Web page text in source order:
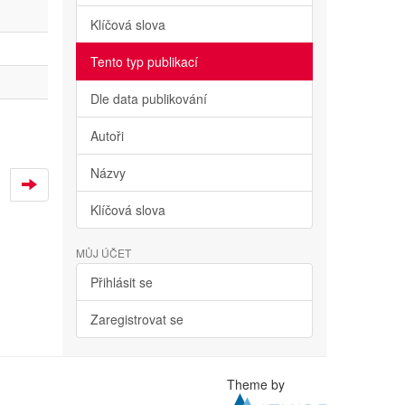
Klíčová slova
Tento typ publikací
Dle data publikování
Autoři
Názvy
Klíčová slova
MŮJ ÚČET
Přihlásit se
Zaregistrovat se
Theme by